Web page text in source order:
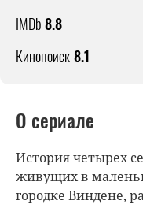
IMDb8.8
Кинопоиск8.1
О сериале
История четырех
живущих в
городке Виндене,